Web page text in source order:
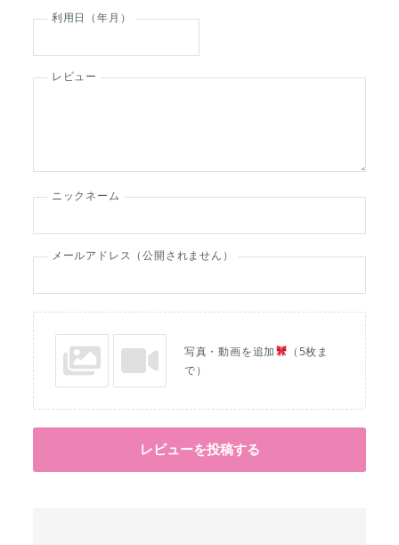
利用日（年月）
レビュー
ニックネーム
メールアドレス（公開されません）
写真・動画を追加
（5枚ま
で）
レビューを投稿する